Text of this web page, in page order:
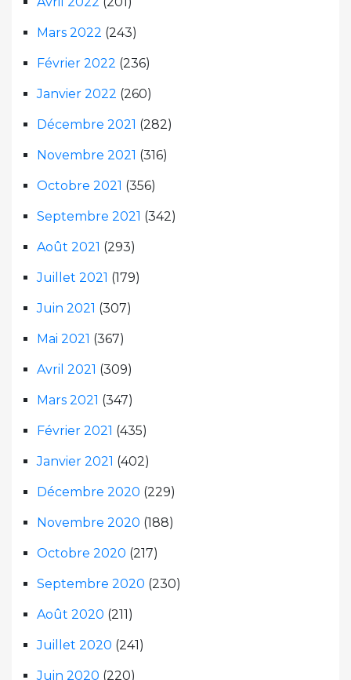
Mars 2022 (243)
Février 2022 (236)
Janvier 2022 (260)
Décembre 2021 (282)
Novembre 2021 (316)
Octobre 2021 (356)
Septembre 2021 (342)
Août 2021 (293)
Juillet 2021 (179)
Juin 2021 (307)
Mai 2021 (367)
Avril 2021 (309)
Mars 2021 (347)
Février 2021 (435)
Janvier 2021 (402)
Décembre 2020 (229)
Novembre 2020 (188)
Octobre 2020 (217)
Septembre 2020 (230)
Août 2020 (211)
Juillet 2020 (241)
Juin 2020 (220)